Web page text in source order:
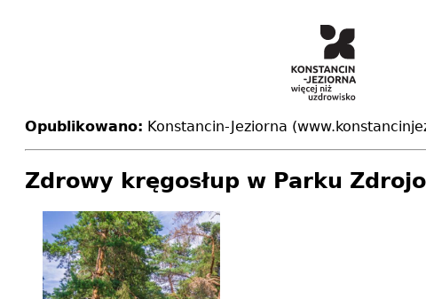
Opublikowano: Konstancin-Jeziorna
Zdrowy kręgosłup w Parku